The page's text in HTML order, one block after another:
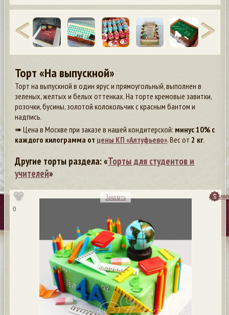
Торт «На выпускной»
Торт на выпускной в один ярус и прямоугольный, выполнен в
зеленых, желтых и белых оттенках. На торте кремовые завитки,
розочки, бусины, золотой колокольчик с красным бантом и
надпись.
➠ Цена в Москве при заказе в нашей кондитерской: минус 10% с
каждого килограмма от цены КП «Алтуфьево». Вес от 2 кг.
Другие торты раздела: «Торты для студентов и
учителей»
0
Заказать